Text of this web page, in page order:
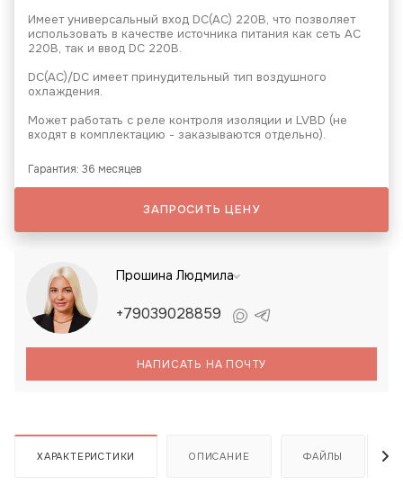
Имеет универсальный вход DC(AC) 220В, что позволяет
использовать в качестве источника питания как сеть АС
220В, так и ввод DC 220В.
DC(AC)/DC имеет принудительный тип воздушного
охлаждения.
Может работать с реле контроля изоляции и LVBD (не
входят в комплектацию - заказываются отдельно).
Гарантия: 36 месяцев
ЗАПРОСИТЬ ЦЕНУ
Прошина Людмила
+79039028859
НАПИСАТЬ НА ПОЧТУ
ХАРАКТЕРИСТИКИ ОПИСАНИЕ ФАЙЛЫ